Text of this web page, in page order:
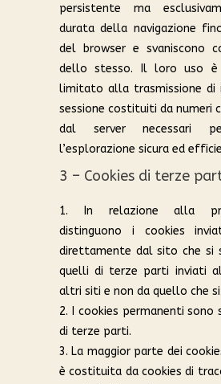
persistente ma
durata della navigazione
del browser e svaniscono
dello stesso. Il loro uso è
limitato alla trasmissione di
sessione costituiti da numeri
dal server necessari
l’esplorazione sicura ed
3 – Cookies di terze
1. In relazione alla
distinguono i cookies
direttamente dal sito che si
quelli di terze parti inviati
altri siti e non da quello che
2. I cookies permanenti sono
di terze parti.
3. La maggior parte dei
è costituita da cookies di